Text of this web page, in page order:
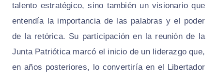
talento estratégico, sino también un visionario que
entendía la importancia de las palabras y el poder
de la retórica. Su participación en la reunión de la
Junta Patriótica marcó el inicio de un liderazgo que,
en años posteriores, lo convertiría en el Libertador